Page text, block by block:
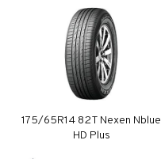
175/65R14 82T Nexen Nblue
HD Plus